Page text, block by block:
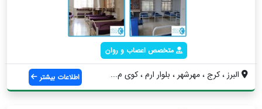
متخصص اعصاب و روان
البرز ، کرج ، مهرشهر ، بلوار ارم ، کوی م... اطلاعات بیشتر